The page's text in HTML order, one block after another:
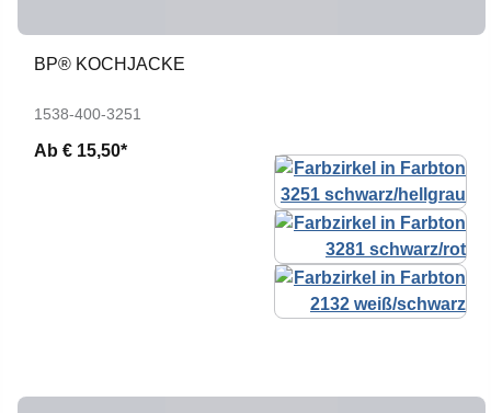
BP® KOCHJACKE
1538-400-3251
Ab € 15,50*